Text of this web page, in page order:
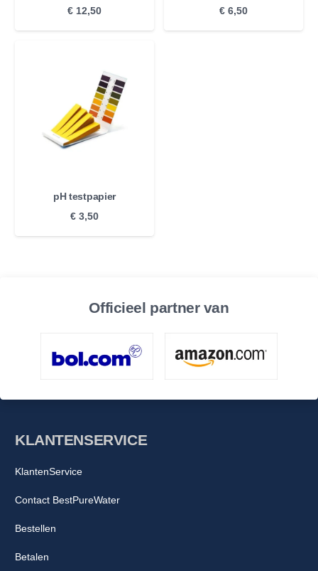
€ 12,50
€ 6,50
pH testpapier
€ 3,50
Officieel partner van
KLANTENSERVICE
KlantenService
Contact BestPureWater
Bestellen
Betalen